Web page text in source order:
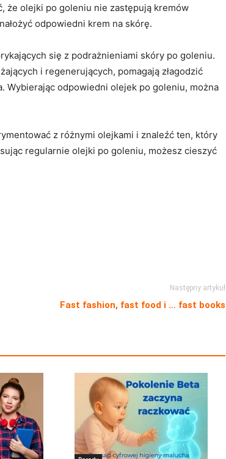
że olejki po goleniu nie zastępują kremów
odpowiedni krem na skórę.
się z podrażnieniami skóry po goleniu.
i regenerujących, pomagają złagodzić
Wybierając odpowiedni olejek po goleniu, można
z różnymi olejkami i znaleźć ten, który
regularnie olejki po goleniu, możesz cieszyć
Następny artykuł
Fast fashion, fast food i … fast books